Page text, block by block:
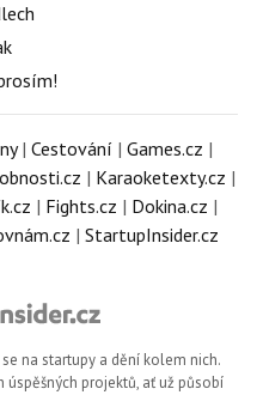
| Cestování | Games.cz |
| Karaoketexty.cz |
| Fights.cz | Dokina.cz |
| StartupInsider.cz
na startupy a dění kolem nich.
projektů, ať už působí